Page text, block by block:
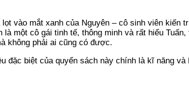
vào mắt xanh của Nguyên – cô sinh viên kiến
một cô gái tinh tế, thông minh và rất hiểu
không phải ai cũng có được.
đặc biệt của quyển sách này chính là kĩ năng và